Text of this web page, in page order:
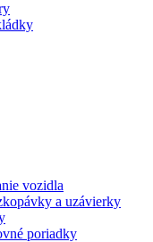
vozidla
a uzávierky
poriadky